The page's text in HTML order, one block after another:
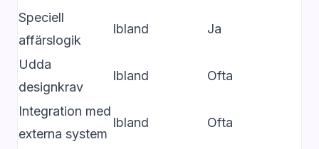
Speciell
affärslogik
Ibland Ja
Udda
designkrav
Ibland Ofta
Integration med
externa system
Ibland Ofta